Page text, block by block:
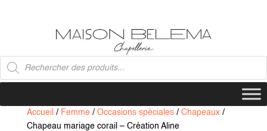
Recherche
de
produits
Accueil / Femme/ Occasions spéciales/ Chapeaux/
Chapeau mariage corail – Création Aline